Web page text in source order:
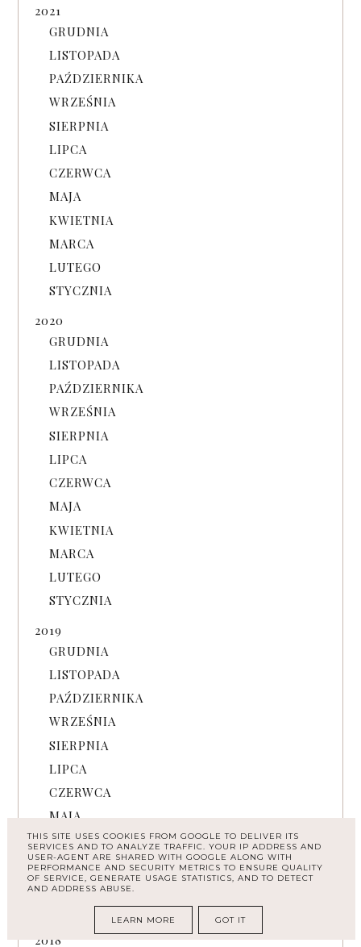
2021
GRUDNIA
LISTOPADA
PAŹDZIERNIKA
WRZEŚNIA
SIERPNIA
LIPCA
CZERWCA
MAJA
KWIETNIA
MARCA
LUTEGO
STYCZNIA
2020
GRUDNIA
LISTOPADA
PAŹDZIERNIKA
WRZEŚNIA
SIERPNIA
LIPCA
CZERWCA
MAJA
KWIETNIA
MARCA
LUTEGO
STYCZNIA
2019
GRUDNIA
LISTOPADA
PAŹDZIERNIKA
WRZEŚNIA
SIERPNIA
LIPCA
CZERWCA
MAJA
KWIETNIA
MARCA
LUTEGO
STYCZNIA
2018
THIS SITE USES COOKIES FROM GOOGLE TO DELIVER ITS
SERVICES AND TO ANALYZE TRAFFIC. YOUR IP ADDRESS AND
USER-AGENT ARE SHARED WITH GOOGLE ALONG WITH
PERFORMANCE AND SECURITY METRICS TO ENSURE QUALITY
OF SERVICE, GENERATE USAGE STATISTICS, AND TO DETECT
AND ADDRESS ABUSE.
LEARN MORE GOT IT